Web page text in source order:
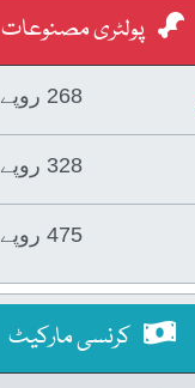
پولٹری مصنوعات
268 روپے
328 روپے
475 روپے
کرنسی مارکیٹ